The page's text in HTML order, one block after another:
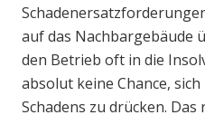
auf das Nachbargebäude
den Betrieb oft in die
absolut keine Chance,
Schadens zu drücken.